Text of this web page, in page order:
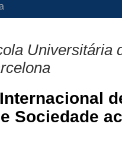
Universitária
Sociedade